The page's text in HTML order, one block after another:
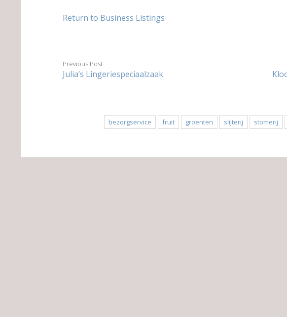
Return to Business Listings
Previous Post
Julia’s Lingeriespeciaalzaak
bezorgservice fruit groenten slijterij stomerij